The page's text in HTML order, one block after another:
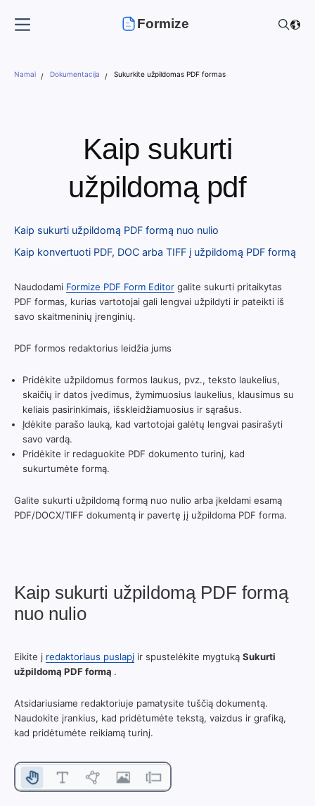
Formize
Namai Dokumentacija Sukurkite užpildomas PDF formas
Kaip sukurti
užpildomą pdf
Kaip sukurti užpildomą PDF formą nuo nulio
Kaip konvertuoti PDF, DOC arba TIFF į užpildomą PDF formą
Naudodami Formize PDF Form Editor galite sukurti pritaikytas
PDF formas, kurias vartotojai gali lengvai užpildyti ir pateikti iš
savo skaitmeninių įrenginių.
PDF formos redaktorius leidžia jums
Pridėkite užpildomus formos laukus, pvz., teksto laukelius,
skaičių ir datos įvedimus, žymimuosius laukelius, klausimus su
keliais pasirinkimais, išskleidžiamuosius ir sąrašus.
Įdėkite parašo lauką, kad vartotojai galėtų lengvai pasirašyti
savo vardą.
Pridėkite ir redaguokite PDF dokumento turinį, kad
sukurtumėte formą.
Galite sukurti užpildomą formą nuo nulio arba įkeldami esamą
PDF/DOCX/TIFF dokumentą ir pavertę jį užpildoma PDF forma.
Kaip sukurti užpildomą PDF formą
nuo nulio
Eikite į redaktoriaus puslapį ir spustelėkite mygtuką Sukurti
užpildomą PDF formą .
Atsidariusiame redaktoriuje pamatysite tuščią dokumentą.
Naudokite įrankius, kad pridėtumėte tekstą, vaizdus ir grafiką,
kad pridėtumėte reikiamą turinį.